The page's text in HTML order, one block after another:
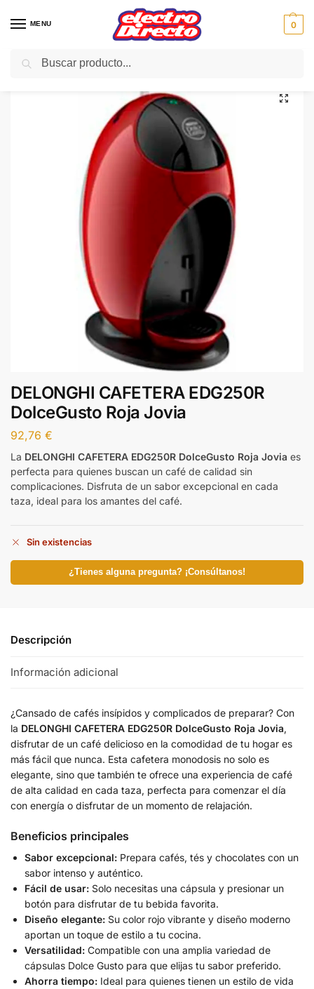
MENU 0
Inicio PAE / Cocina / Cafeteras
DELONGHI CAFETERA EDG250R
DolceGusto Roja Jovia
92,76 €
La DELONGHI CAFETERA EDG250R DolceGusto Roja Jovia es
perfecta para quienes buscan un café de calidad sin
complicaciones. Disfruta de un sabor excepcional en cada
taza, ideal para los amantes del café.
Sin existencias
¿Tienes alguna pregunta? ¡Consúltanos!
Descripción
Información adicional
¿Cansado de cafés insípidos y complicados de preparar? Con
la DELONGHI CAFETERA EDG250R DolceGusto Roja Jovia,
disfrutar de un café delicioso en la comodidad de tu hogar es
más fácil que nunca. Esta cafetera monodosis no solo es
elegante, sino que también te ofrece una experiencia de café
de alta calidad en cada taza, perfecta para comenzar el día
con energía o disfrutar de un momento de relajación.
Beneficios principales
Sabor excepcional: Prepara cafés, tés y chocolates con un
sabor intenso y auténtico.
Fácil de usar: Solo necesitas una cápsula y presionar un
botón para disfrutar de tu bebida favorita.
Diseño elegante: Su color rojo vibrante y diseño moderno
aportan un toque de estilo a tu cocina.
Versatilidad: Compatible con una amplia variedad de
cápsulas Dolce Gusto para que elijas tu sabor preferido.
Ahorra tiempo: Ideal para quienes tienen un estilo de vida